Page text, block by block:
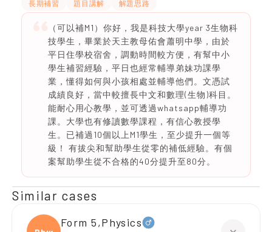
長期補習 題目講解 解題思路
（可以補M1）你好，我是科技大學year 3生物科
技學生，畢業於天主教母佑會蕭明中學，由於
平日住學校宿舍，調動時間較方便，有幫中小
學生補習經驗，平日也經常輔導弟妹功課學
業，懂得如何與小孩相處並輔導他們。文憑試
成績良好，當中較擅長中文和數理(生物)科目。
能耐心用心教學，並可透過whatsapp輔導功
課。大學也有修讀數學課程，有信心教授學
生。已補過10個以上M1學生，至少提升一個等
級！ 有拔尖和幫助學生從零的補低經驗。有個
案幫助學生從不合格的40分提升至80分。
Similar cases
Form 5,Physics